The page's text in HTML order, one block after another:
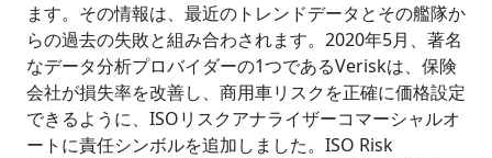
ます。その情報は、最近のトレンドデータとその艦隊か
らの過去の失敗と組み合わされます。2020年5月、著名
なデータ分析プロバイダーの1つであるVeriskは、保険
会社が損失率を改善し、商用車リスクを正確に価格設定
できるように、ISOリスクアナライザーコマーシャルオ
ートに責任シンボルを追加しました。ISO Risk